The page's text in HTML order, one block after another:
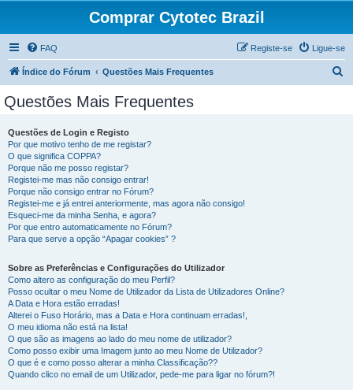
Comprar Cytotec Brazil
FAQ Ligue-se
Registe-se
Índice do Fórum Questões Mais Frequentes
Questões Mais Frequentes
Questões de Login e Registo
Por que motivo tenho de me registar?
O que significa COPPA?
Porque não me posso registar?
Registei-me mas não consigo entrar!
Porque não consigo entrar no Fórum?
Registei-me e já entrei anteriormente, mas agora não consigo!
Esqueci-me da minha Senha, e agora?
Por que entro automaticamente no Fórum?
Para que serve a opção “Apagar cookies” ?
Sobre as Preferências e Configurações do Utilizador
Como altero as configuração do meu Perfil?
Posso ocultar o meu Nome de Utilizador da Lista de Utilizadores Online?
A Data e Hora estão erradas!
Alterei o Fuso Horário, mas a Data e Hora continuam erradas!,
O meu idioma não está na lista!
O que são as imagens ao lado do meu nome de utilizador?
Como posso exibir uma Imagem junto ao meu Nome de Utilizador?
O que é e como posso alterar a minha Classificação??
Quando clico no email de um Utilizador, pede-me para ligar no fórum?!